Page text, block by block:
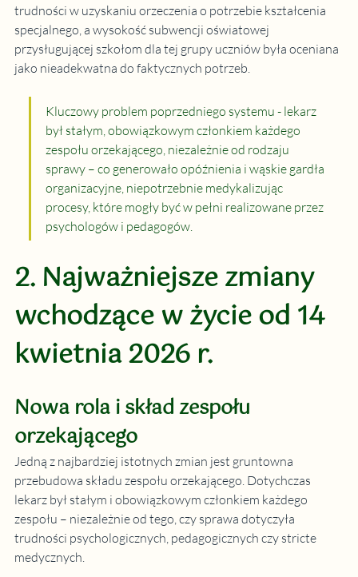
trudności w uzyskaniu orzeczenia o potrzebie kształcenia
specjalnego, a wysokość subwencji oświatowej
przysługującej szkołom dla tej grupy uczniów była oceniana
jako nieadekwatna do faktycznych potrzeb.
Kluczowy problem poprzedniego systemu - lekarz
był stałym, obowiązkowym członkiem każdego
zespołu orzekającego, niezależnie od rodzaju
sprawy – co generowało opóźnienia i wąskie gardła
organizacyjne, niepotrzebnie medykalizując
procesy, które mogły być w pełni realizowane przez
psychologów i pedagogów.
2. Najważniejsze zmiany
wchodzące w życie od 14
kwietnia 2026 r.
Nowa rola i skład zespołu
orzekającego
Jedną z najbardziej istotnych zmian jest gruntowna
przebudowa składu zespołu orzekającego . Dotychczas
lekarz był stałym i obowiązkowym członkiem każdego
zespołu – niezależnie od tego, czy sprawa dotyczyła
trudności psychologicznych, pedagogicznych czy stricte
medycznych.